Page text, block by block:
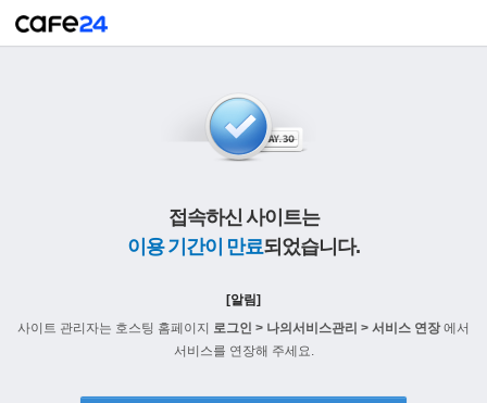
접속하신 사이트는
이용 기간이 만료되었습니다.
[알림]
사이트 관리자는 호스팅 홈페이지 로그인 > 나의서비스관리 > 서비스 연장에서
서비스를 연장해 주세요.